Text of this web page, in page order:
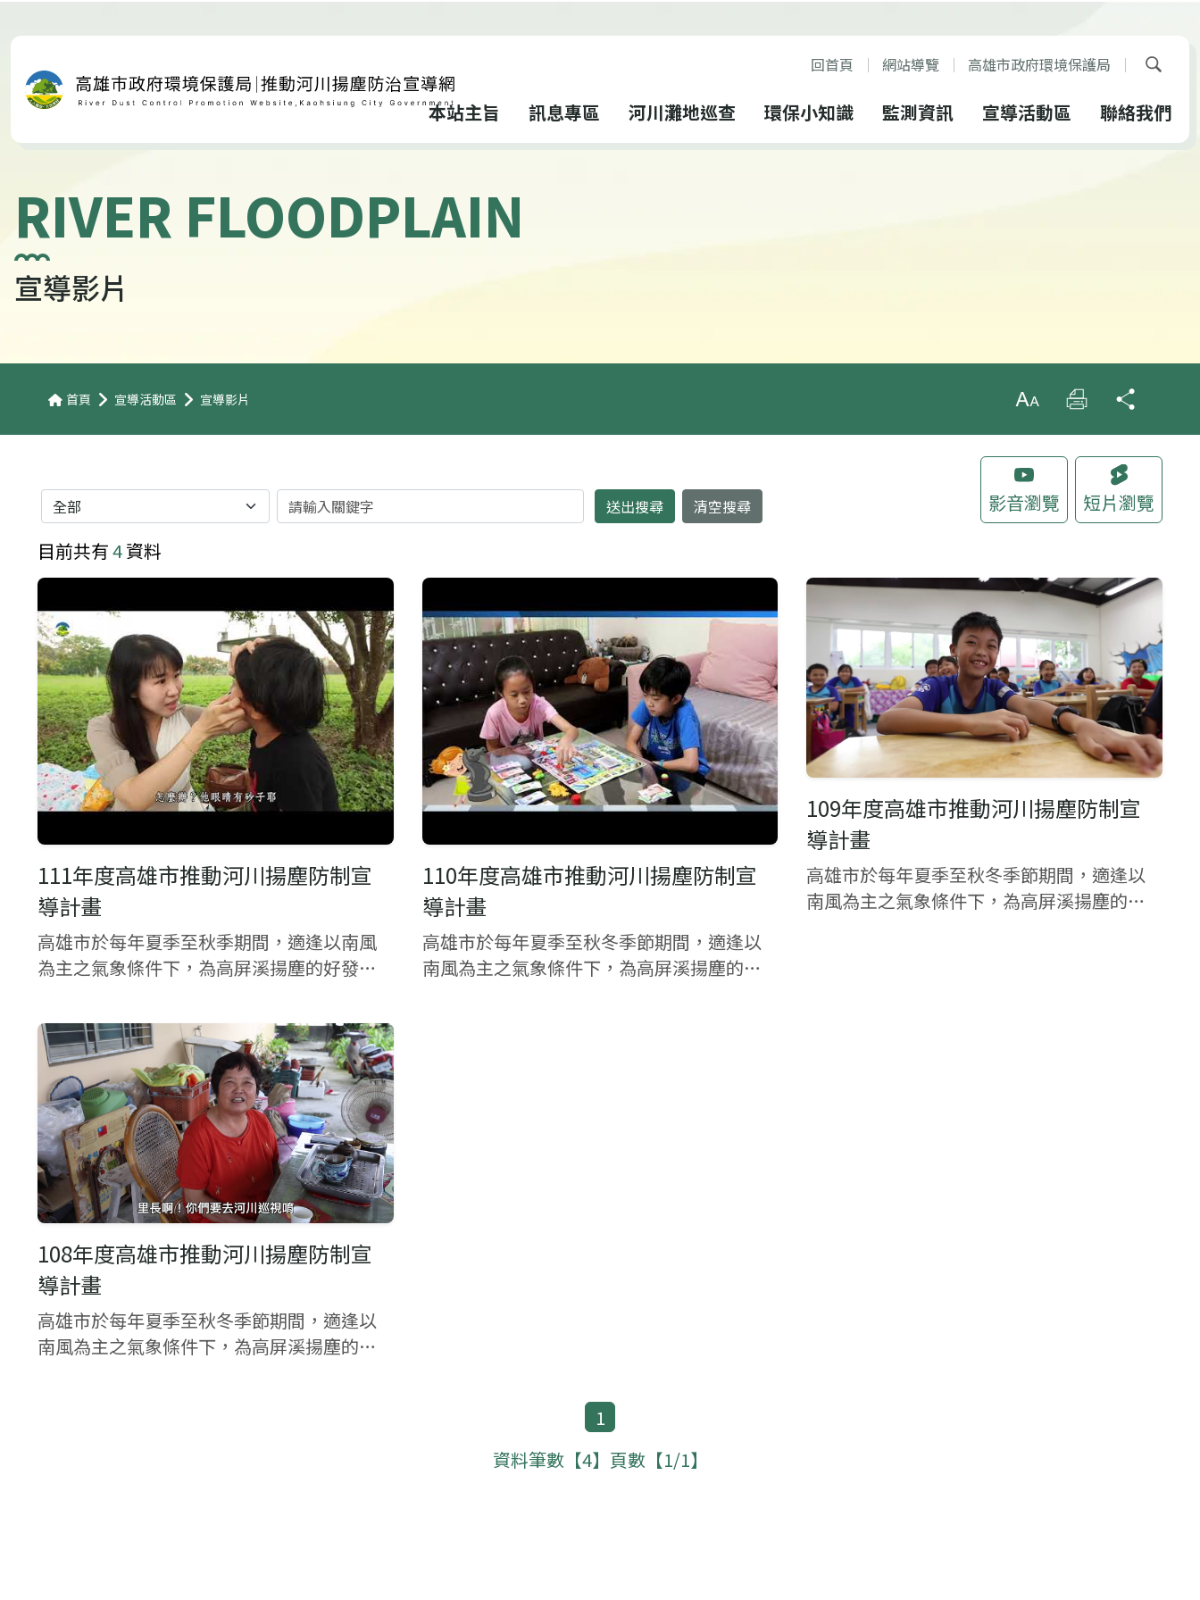
回首頁 網站導覽 高雄市政府環境保護局
本站主旨 訊息專區 河川灘地巡查 環保小知識 監測資訊 宣導活動區 聯絡我們
RIVER FLOODPLAIN
宣導影片
首頁 宣導活動區 宣導影片
放大字級列印 分享
分類 關鍵字 影音瀏覽
短片瀏覽
目前共有4資料
111年度高雄市推動河川揚塵防制宣
導計畫
高雄市於每年夏季至秋季期間，適逢以南風
為主之氣象條件下，為高屏溪揚塵的好發時
露灘地上之粉塵捲揚至空氣中，影響高屏溪
沿岸如林園、大寮、大樹及美濃區之居民，
造成沿岸各...
110年度高雄市推動河川揚塵防制宣
導計畫
高雄市於每年夏季至秋冬季節期間，適逢以
南風為主之氣象條件下，為高屏溪揚塵的好
109年度高雄市推動河川揚塵防制宣
導計畫
高雄市於每年夏季至秋冬季節期間，適逢以
南風為主之氣象條件下，為高屏溪揚塵的好
108年度高雄市推動河川揚塵防制宣
導計畫
高雄市於每年夏季至秋冬季節期間，適逢以
南風為主之氣象條件下，為高屏溪揚塵的好
1
資料筆數【4】頁數【1/1】